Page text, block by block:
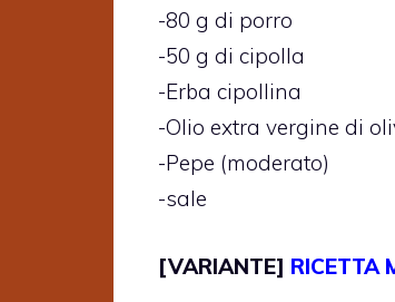
-80 g di porro
-50 g di cipolla
-Erba cipollina
-Olio extra vergine di
-Pepe (moderato)
-sale
[VARIANTE] RICETTA